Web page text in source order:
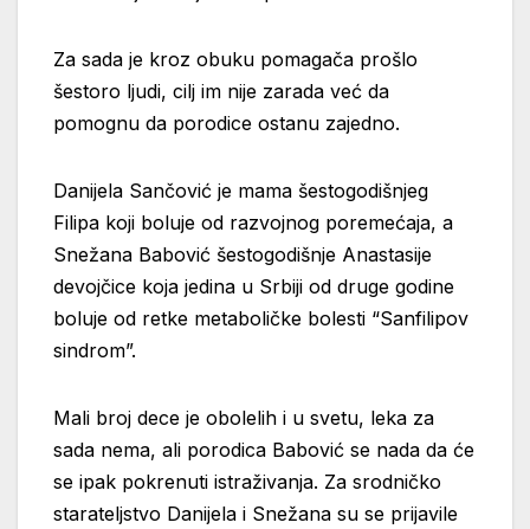
Za sada je kroz obuku pomagača prošlo
šestoro ljudi, cilj im nije zarada već da
pomognu da porodice ostanu zajedno.
Danijela Sančović je mama šestogodišnjeg
Filipa koji boluje od razvojnog poremećaja, a
Snežana Babović šestogodišnje Anastasije
devojčice koja jedina u Srbiji od druge godine
boluje od retke metaboličke bolesti “Sanfilipov
sindrom”.
Mali broj dece je obolelih i u svetu, leka za
sada nema, ali porodica Babović se nada da će
se ipak pokrenuti istraživanja. Za srodničko
starateljstvo Danijela i Snežana su se prijavile